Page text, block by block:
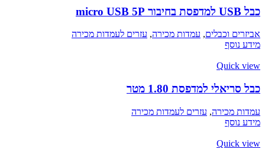
כבל USB למדפסת בחיבור micro USB 5P
אביזרים וכבלים, עמדות מכירה, עזרים לעמדות מכירה
מידע נוסף
Quick view
כבל סריאלי למדפסת 1.80 מטר
עמדות מכירה, עזרים לעמדות מכירה
מידע נוסף
Quick view